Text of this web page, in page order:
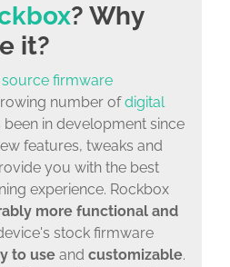
? Why
it?
firmware
number ofdigital
been in development since
features, tweaks and
you with the best
experience. Rockbox
more functional and
stock firmware
to useand customizable.